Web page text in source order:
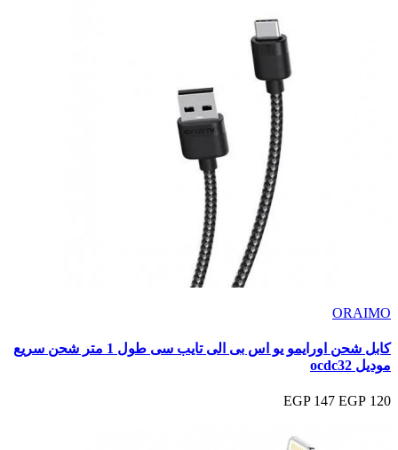
ORAIMO
كابل شحن اورايمو يو اس بى الى تايب سى طول 1 متر شحن سريع
موديل ocdc32
120 EGP
147 EGP